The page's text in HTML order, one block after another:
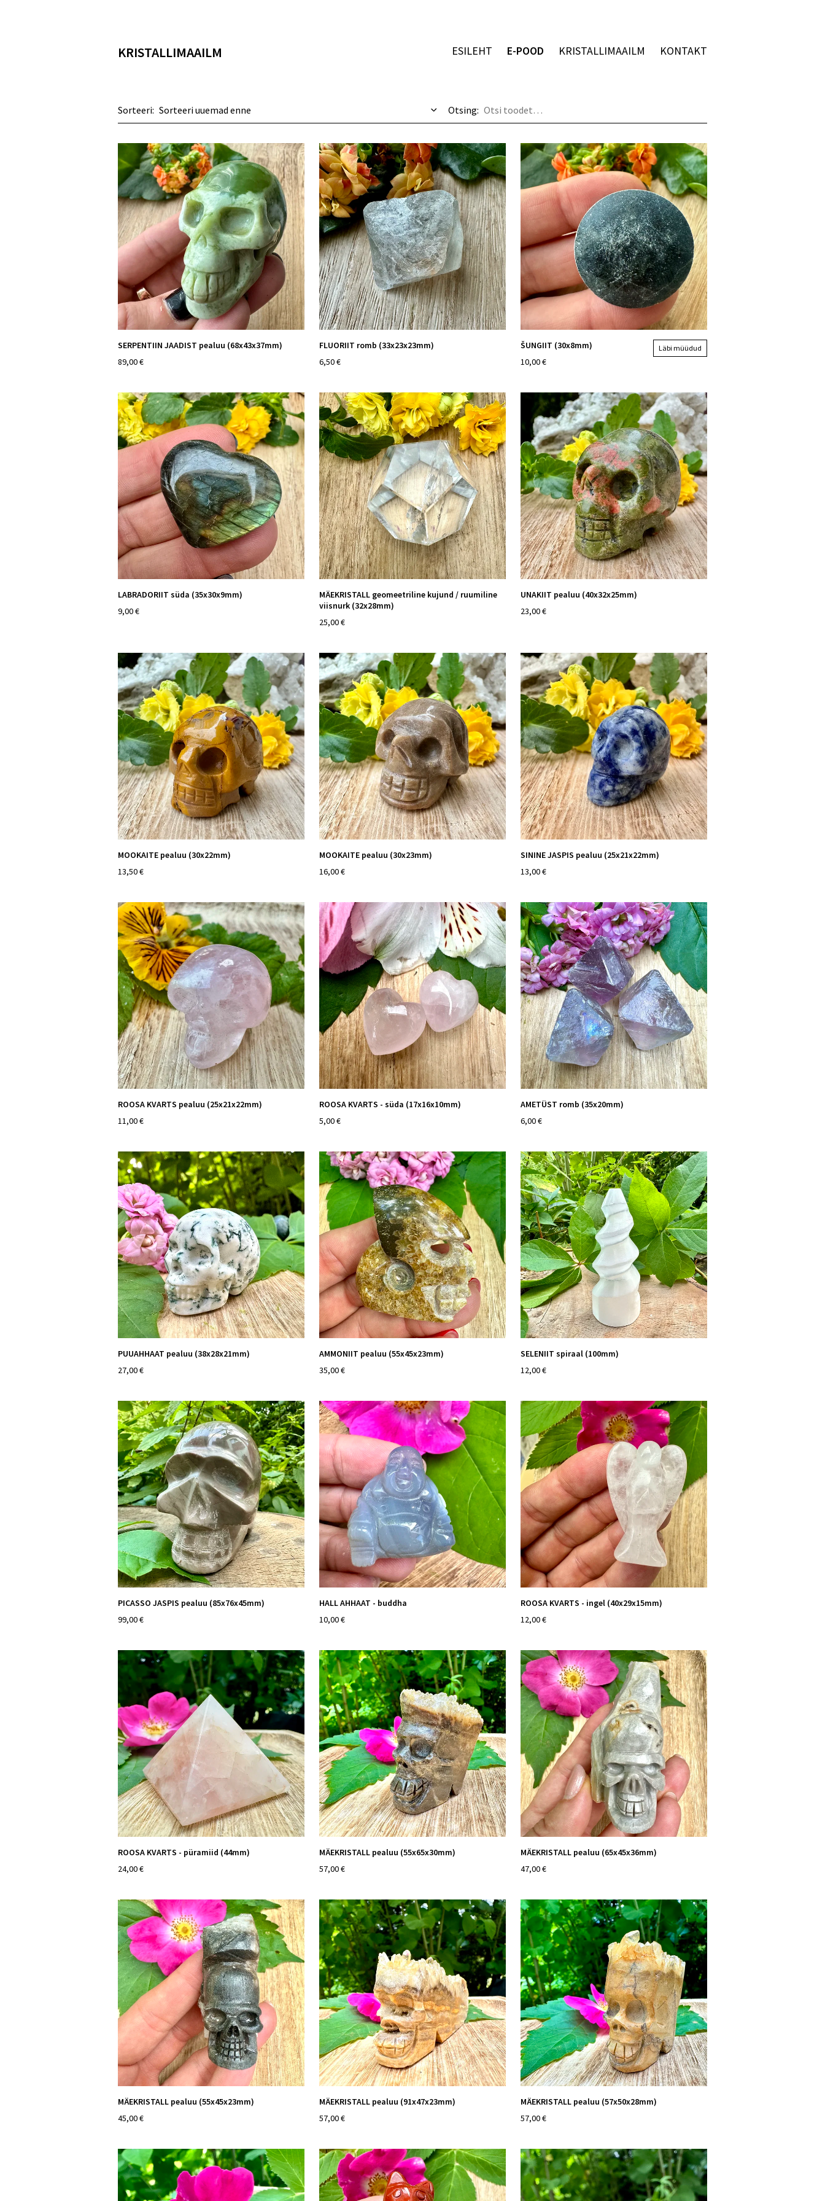
KRISTALLIMAAILM ESILEHT E-POOD KRISTALLIMAAILM KONTAKT
Sorteeri: Otsing:
SERPENTIIN JAADIST pealuu (68x43x37mm)
89,00 €
FLUORIIT romb (33x23x23mm)
6,50 €
ŠUNGIIT (30x8mm)
10,00 €
Läbi müüdud
LABRADORIIT süda (35x30x9mm)
9,00 €
MÄEKRISTALL geomeetriline kujund / ruumiline
viisnurk (32x28mm)
25,00 €
UNAKIIT pealuu (40x32x25mm)
23,00 €
MOOKAITE pealuu (30x22mm)
13,50 €
MOOKAITE pealuu (30x23mm)
16,00 €
SININE JASPIS pealuu (25x21x22mm)
13,00 €
ROOSA KVARTS pealuu (25x21x22mm)
11,00 €
ROOSA KVARTS - süda (17x16x10mm)
5,00 €
AMETÜST romb (35x20mm)
6,00 €
PUUAHHAAT pealuu (38x28x21mm)
27,00 €
AMMONIIT pealuu (55x45x23mm)
35,00 €
SELENIIT spiraal (100mm)
12,00 €
PICASSO JASPIS pealuu (85x76x45mm)
99,00 €
HALL AHHAAT - buddha
10,00 €
ROOSA KVARTS - ingel (40x29x15mm)
12,00 €
ROOSA KVARTS - püramiid (44mm)
24,00 €
MÄEKRISTALL pealuu (55x65x30mm)
57,00 €
MÄEKRISTALL pealuu (65x45x36mm)
47,00 €
MÄEKRISTALL pealuu (55x45x23mm)
45,00 €
MÄEKRISTALL pealuu (91x47x23mm)
57,00 €
MÄEKRISTALL pealuu (57x50x28mm)
57,00 €